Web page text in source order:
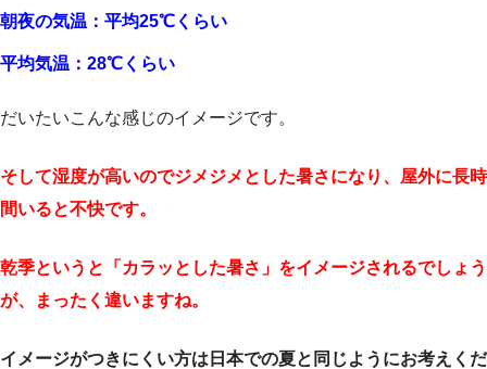
朝夜の気温：平均25℃くらい
平均気温：28℃くらい
だいたいこんな感じのイメージです。
そして湿度が高いのでジメジメとした暑さになり、屋外に長時
間いると不快です。
乾季というと「カラッとした暑さ」をイメージされるでしょう
が、まったく違いますね。
イメージがつきにくい方は日本での夏と同じようにお考えくだ